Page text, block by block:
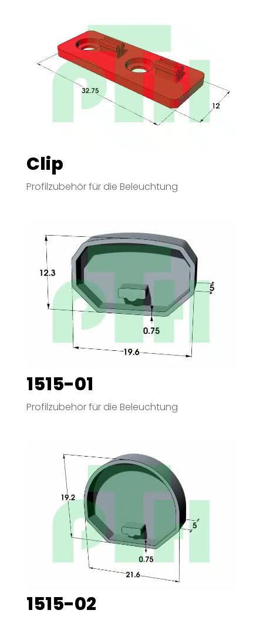
Clip
Profilzubehör für die Beleuchtung
1515-01
Profilzubehör für die Beleuchtung
1515-02